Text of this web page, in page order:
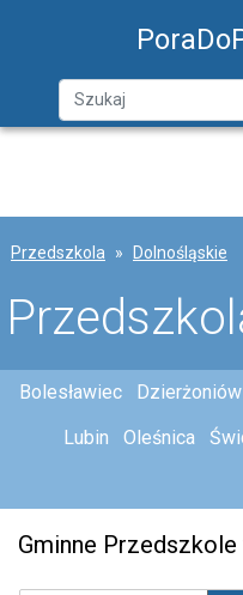
Przedszkola Dolnośląskie
Bolesławiec Dzierżoniów
Lubin
Oleśnica
Gminne